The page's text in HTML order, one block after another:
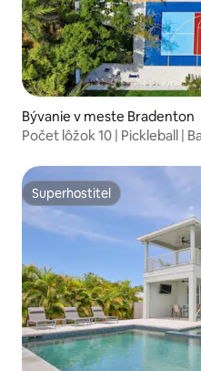
Bývanie v meste Bradenton
Počet lôžok 10 | Pickleball |
Superhostiteľ
Superhostiteľ